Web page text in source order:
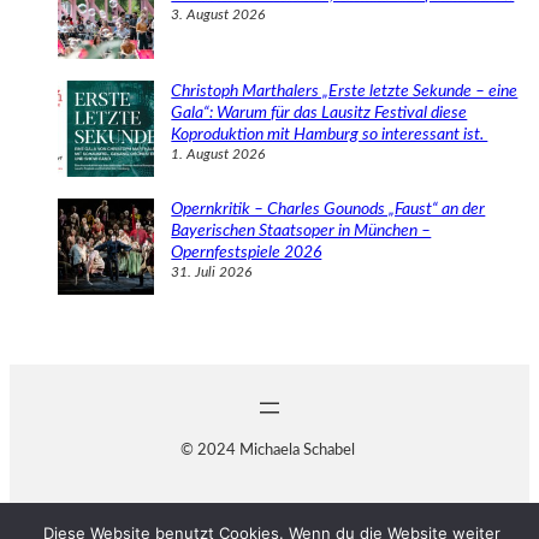
3. August 2026
Christoph Marthalers „Erste letzte Sekunde – eine
Gala“: Warum für das Lausitz Festival diese
Koproduktion mit Hamburg so interessant ist.
1. August 2026
Opernkritik – Charles Gounods „Faust“ an der
Bayerischen Staatsoper in München –
Opernfestspiele 2026
31. Juli 2026
© 2024 Michaela Schabel
Diese Website benutzt Cookies. Wenn du die Website weiter